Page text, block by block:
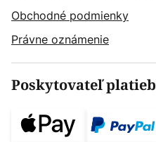
Obchodné podmienky
Právne oznámenie
Poskytovateľ platieb